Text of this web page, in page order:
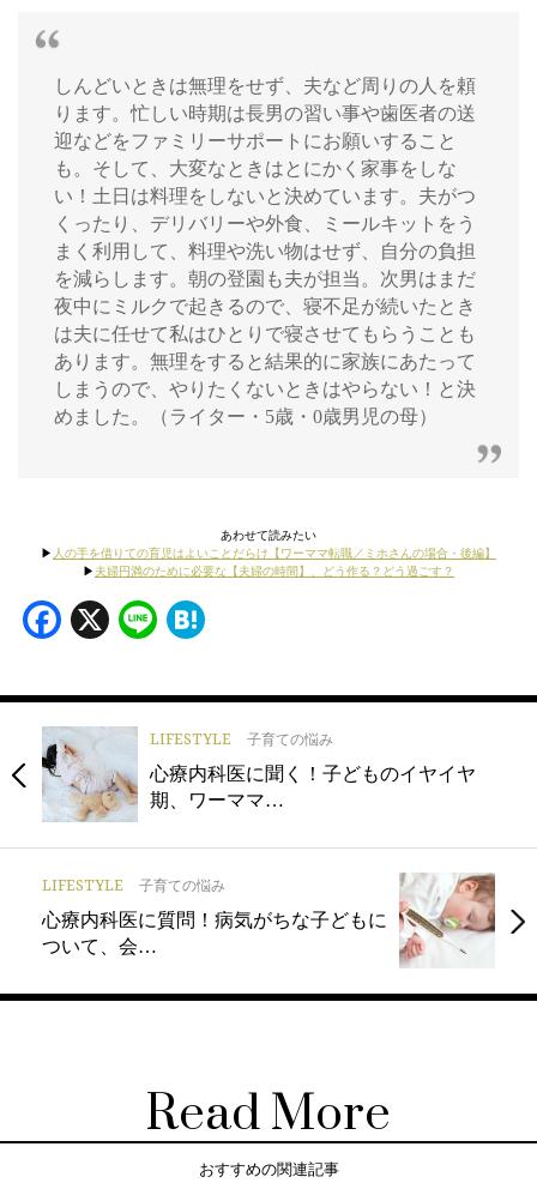
しんどいときは無理をせず、夫など周りの人を頼
ります。忙しい時期は長男の習い事や歯医者の送
迎などをファミリーサポートにお願いすること
も。そして、大変なときはとにかく家事をしな
い！土日は料理をしないと決めています。夫がつ
くったり、デリバリーや外食、ミールキットをう
まく利用して、料理や洗い物はせず、自分の負担
を減らします。朝の登園も夫が担当。次男はまだ
夜中にミルクで起きるので、寝不足が続いたとき
は夫に任せて私はひとりで寝させてもらうことも
あります。無理をすると結果的に家族にあたって
しまうので、やりたくないときはやらない！と決
めました。（ライター・5歳・0歳男児の母）
あわせて読みたい
▶ 人の手を借りての育児はよいことだらけ【ワーママ転職／ミホさんの場合・後編】
▶夫婦円満のために必要な【夫婦の時間】、どう作る？どう過ごす？
Facebook
X Line
LIFESTYLE 子育ての悩み
心療内科医に聞く！子どものイヤイヤ
期、ワーママ…
LIFESTYLE 子育ての悩み
心療内科医に質問！病気がちな子どもに
ついて、会…
Read More
おすすめの関連記事